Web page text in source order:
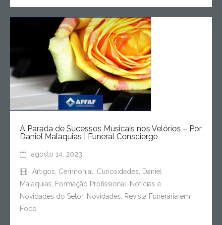
A Parada de Sucessos Musicais nos Velórios – Por
Daniel Malaquias | Funeral Conscierge
agosto 14, 2023
Artigos Cerimonial Curiosidades
Daniel
Malaquias
Formação Profissional
Notícias e
Novidades do Setor, Novidades
Revista Funerária em
Foco